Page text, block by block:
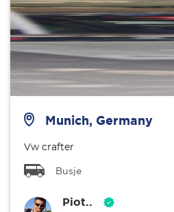
Munich, Germany
Vw crafter
Busje
Piot..